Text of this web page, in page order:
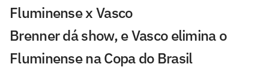
Fluminense x Vasco
Brenner dá show, e Vasco elimina o
Fluminense na Copa do Brasil